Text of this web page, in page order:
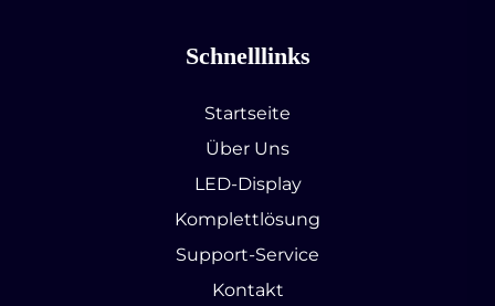
Schnelllinks
Startseite
Über Uns
LED-Display
Komplettlösung
Support-Service
Kontakt